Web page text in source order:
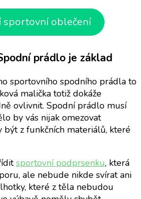
sportovní oblečení
prádlo je základ
sportovního spodního prádla to
malička totiž dokáže
ovlivnit. Spodní prádlo musí
by vás nijak omezovat
z funkčních materiálů, které
sportovní podprsenku, která
ale nebude nikde svírat ani
které z těla nebudou